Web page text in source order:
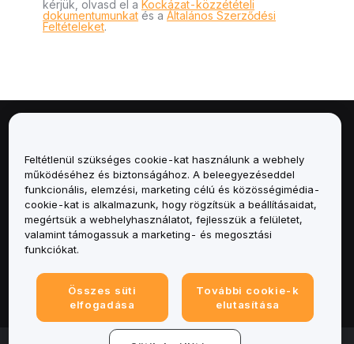
kérjük, olvasd el a Kockázat-közzétételi
dokumentumunkat és a Általános Szerződési
Feltételeket.
Szolgáltatások
Támogatás
Termékek
Feltétlenül szükséges cookie-kat használunk a webhely
működéséhez és biztonságához. A beleegyezéseddel
funkcionális, elemzési, marketing célú és közösségimédia-
cookie-kat is alkalmazunk, hogy rögzítsük a beállításaidat,
megértsük a webhelyhasználatot, fejlesszük a felületet,
valamint támogassuk a marketing- és megosztási
funkciókat.
Összes süti
elfogadása
További cookie-k
elutasítása